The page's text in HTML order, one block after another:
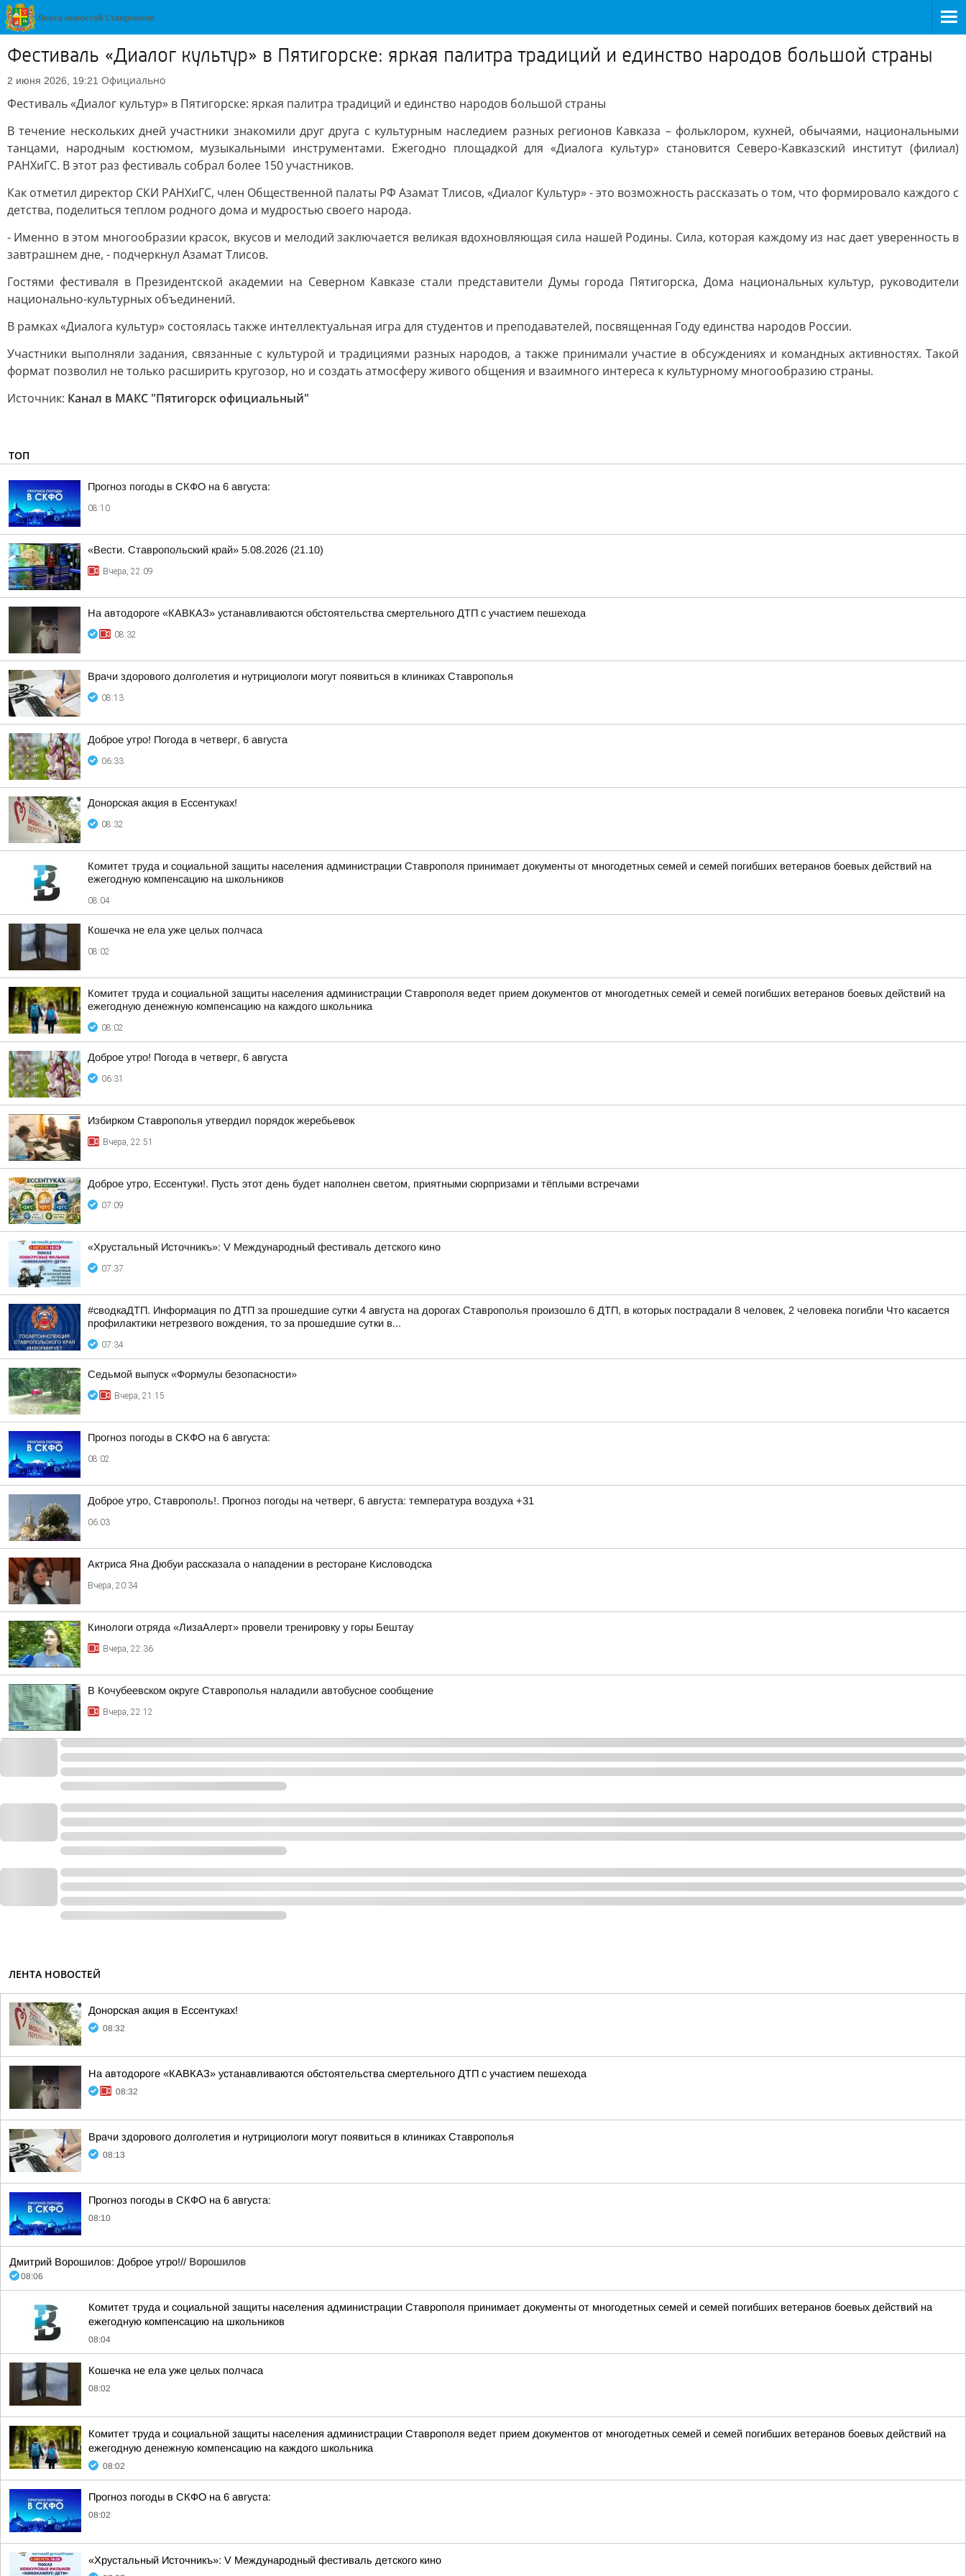
Фестиваль «Диалог культур» в Пятигорске: яркая палитра традиций и единство народов большой страны
2 июня 2026, 19:21 Официально
Фестиваль «Диалог культур» в Пятигорске: яркая палитра традиций и единство народов большой страны
В течение нескольких дней участники знакомили друг друга с культурным наследием разных регионов Кавказа – фольклором, кухней, обычаями, национальными
танцами, народным костюмом, музыкальными инструментами. Ежегодно площадкой для «Диалога культур» становится Северо-Кавказский институт (филиал)
РАНХиГС. В этот раз фестиваль собрал более 150 участников.
Как отметил директор СКИ РАНХиГС, член Общественной палаты РФ Азамат Тлисов, «Диалог Культур» - это возможность рассказать о том, что формировало каждого с
детства, поделиться теплом родного дома и мудростью своего народа.
- Именно в этом многообразии красок, вкусов и мелодий заключается великая вдохновляющая сила нашей Родины. Сила, которая каждому из нас дает уверенность в
завтрашнем дне, - подчеркнул Азамат Тлисов.
Гостями фестиваля в Президентской академии на Северном Кавказе стали представители Думы города Пятигорска, Дома национальных культур, руководители
национально-культурных объединений.
В рамках «Диалога культур» состоялась также интеллектуальная игра для студентов и преподавателей, посвященная Году единства народов России.
Участники выполняли задания, связанные с культурой и традициями разных народов, а также принимали участие в обсуждениях и командных активностях. Такой
формат позволил не только расширить кругозор, но и создать атмосферу живого общения и взаимного интереса к культурному многообразию страны.
Источник: Канал в МАКС "Пятигорск официальный"
ТОП
Прогноз погоды в СКФО на 6 августа:
08:10
«Вести. Ставропольский край» 5.08.2026 (21.10)
Вчера, 22:09
На автодороге «КАВКАЗ» устанавливаются обстоятельства смертельного ДТП с участием пешехода
08:32
Врачи здорового долголетия и нутрициологи могут появиться в клиниках Ставрополья
08:13
Доброе утро! Погода в четверг, 6 августа
06:33
Донорская акция в Ессентуках!
08:32
Комитет труда и социальной защиты населения администрации Ставрополя принимает документы от многодетных семей и семей погибших ветеранов боевых действий на
ежегодную компенсацию на школьников
08:04
Кошечка не ела уже целых полчаса
08:02
Комитет труда и социальной защиты населения администрации Ставрополя ведет прием документов от многодетных семей и семей погибших ветеранов боевых действий на
ежегодную денежную компенсацию на каждого школьника
08:02
Доброе утро! Погода в четверг, 6 августа
06:31
Избирком Ставрополья утвердил порядок жеребьевок
Вчера, 22:51
Доброе утро, Ессентуки!. Пусть этот день будет наполнен светом, приятными сюрпризами и тёплыми встречами
07:09
«Хрустальный Источникъ»: V Международный фестиваль детского кино
07:37
#сводкаДТП. Информация по ДТП за прошедшие сутки 4 августа на дорогах Ставрополья произошло 6 ДТП, в которых пострадали 8 человек, 2 человека погибли Что касается
профилактики нетрезвого вождения, то за прошедшие сутки в...
07:34
Седьмой выпуск «Формулы безопасности»
Вчера, 21:15
Прогноз погоды в СКФО на 6 августа:
08:02
Доброе утро, Ставрополь!. Прогноз погоды на четверг, 6 августа: температура воздуха +31
06:03
Актриса Яна Дюбуи рассказала о нападении в ресторане Кисловодска
Вчера, 20:34
Кинологи отряда «ЛизаАлерт» провели тренировку у горы Бештау
Вчера, 22:36
В Кочубеевском округе Ставрополья наладили автобусное сообщение
Вчера, 22:12
ЛЕНТА НОВОСТЕЙ
Донорская акция в Ессентуках!
08:32
На автодороге «КАВКАЗ» устанавливаются обстоятельства смертельного ДТП с участием пешехода
08:32
Врачи здорового долголетия и нутрициологи могут появиться в клиниках Ставрополья
08:13
Прогноз погоды в СКФО на 6 августа:
08:10
Дмитрий Ворошилов: Доброе утро!// Ворошилов
08:06
Комитет труда и социальной защиты населения администрации Ставрополя принимает документы от многодетных семей и семей погибших ветеранов боевых действий на
ежегодную компенсацию на школьников
08:04
Кошечка не ела уже целых полчаса
08:02
Комитет труда и социальной защиты населения администрации Ставрополя ведет прием документов от многодетных семей и семей погибших ветеранов боевых действий на
ежегодную денежную компенсацию на каждого школьника
08:02
Прогноз погоды в СКФО на 6 августа:
08:02
«Хрустальный Источникъ»: V Международный фестиваль детского кино